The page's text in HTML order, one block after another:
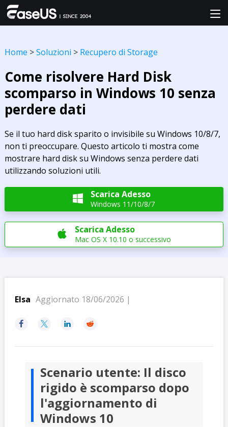
Home >Soluzioni > Recupero di Storage
Come risolvere Hard Disk
scomparso in Windows 10 senza
perdere dati
Se il tuo hard disk sparito o invisibile su Windows 10/8/7,
non ti preoccupare. Questo articolo ti mostra come
mostrare hard disk su Windows senza perdere dati
utilizzando soluzioni utili.
 Scarica Adesso
Windows 11/10/8/7
 Scarica Adesso
Mac OS X 10.10 o successivo
Elsa Aggiornato 18/06/2026 |
   
Scenario utente: Il disco
rigido è scomparso dopo
l'aggiornamento di
Windows 10